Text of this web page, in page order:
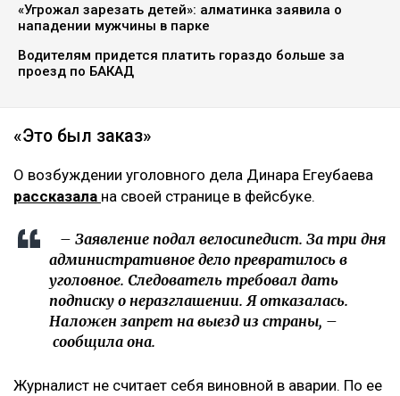
«Угрожал зарезать детей»: алматинка заявила о
нападении мужчины в парке
Водителям придется платить гораздо больше за
проезд по БАКАД
«Это был заказ»
О возбуждении уголовного дела Динара Егеубаева
рассказала на своей странице в фейсбуке.
– Заявление подал велосипедист. За три дня
административное дело превратилось в
уголовное. Следователь требовал дать
подписку о неразглашении. Я отказалась.
Наложен запрет на выезд из страны, –
сообщила она.
Журналист не считает себя виновной в аварии. По ее